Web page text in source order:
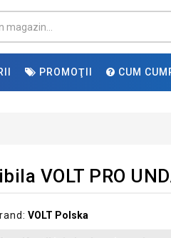
PROMOŢII CUM
VOLT PRO
VOLT Polska